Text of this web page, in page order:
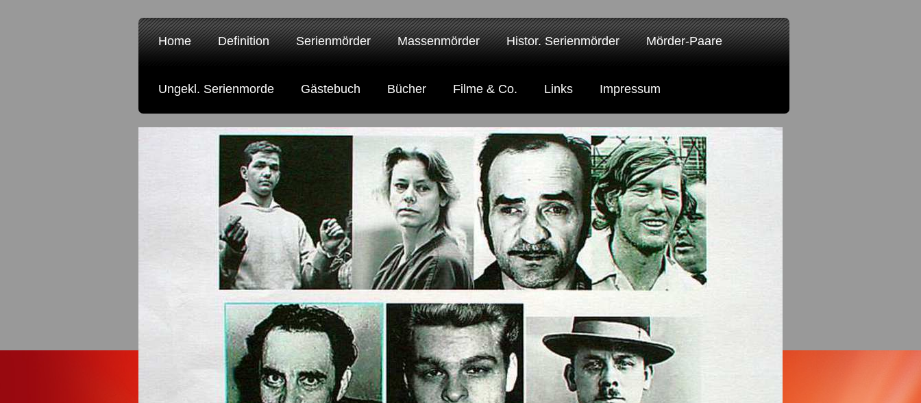
Home Definition Serienmörder Massenmörder Histor. Serienmörder Mörder-Paare
Ungekl. Serienmorde Gästebuch Bücher Filme & Co. Links Impressum